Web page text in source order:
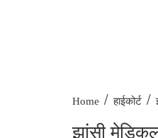
Home / हाईकोर्ट /
झांसी